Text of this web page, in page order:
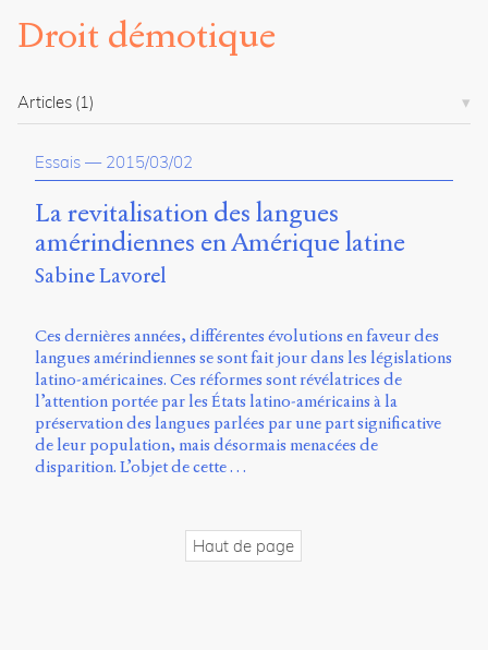
revue
Présentation
Publier
À
propos
du
site
Archipel
Mastodon
Université
de
Sherbrooke
Droit démotique
Articles (1)
Essais — 2015/03/02
La revitalisation des langues
amérindiennes en Amérique latine
Sabine Lavorel
Ces dernières années, différentes évolutions en faveur des
langues amérindiennes se sont fait jour dans les législations
latino-américaines. Ces réformes sont révélatrices de
l’attention portée par les États latino-américains à la
préservation des langues parlées par une part significative
de leur population, mais désormais menacées de
disparition. L’objet de cette …
Haut de page